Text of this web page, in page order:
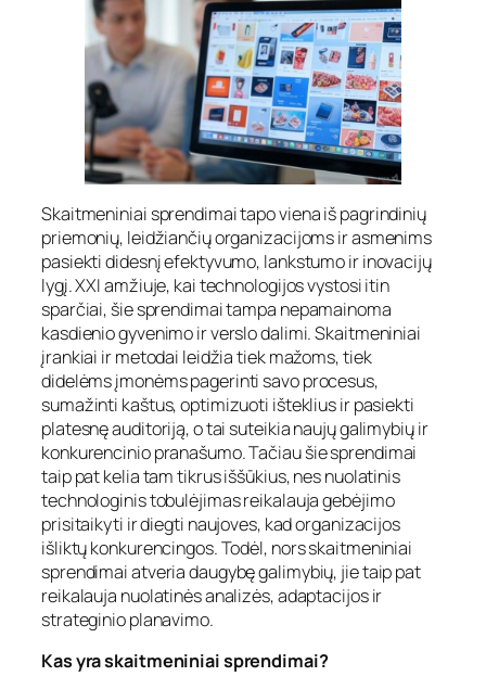
Skaitmeniniai sprendimai tapo viena iš pagrindinių
priemonių, leidžiančių organizacijoms ir asmenims
pasiekti didesnį efektyvumo, lankstumo ir inovacijų
lygį. XXI amžiuje, kai technologijos vystosi itin
sparčiai, šie sprendimai tampa nepamainoma
kasdienio gyvenimo ir verslo dalimi. Skaitmeniniai
įrankiai ir metodai leidžia tiek mažoms, tiek
didelėms įmonėms pagerinti savo procesus,
sumažinti kaštus, optimizuoti išteklius ir pasiekti
platesnę auditoriją, o tai suteikia naujų galimybių ir
konkurencinio pranašumo. Tačiau šie sprendimai
taip pat kelia tam tikrus iššūkius, nes nuolatinis
technologinis tobulėjimas reikalauja gebėjimo
prisitaikyti ir diegti naujoves, kad organizacijos
išliktų konkurencingos. Todėl, nors skaitmeniniai
sprendimai atveria daugybę galimybių, jie taip pat
reikalauja nuolatinės analizės, adaptacijos ir
strateginio planavimo.
Kas yra skaitmeniniai sprendimai?